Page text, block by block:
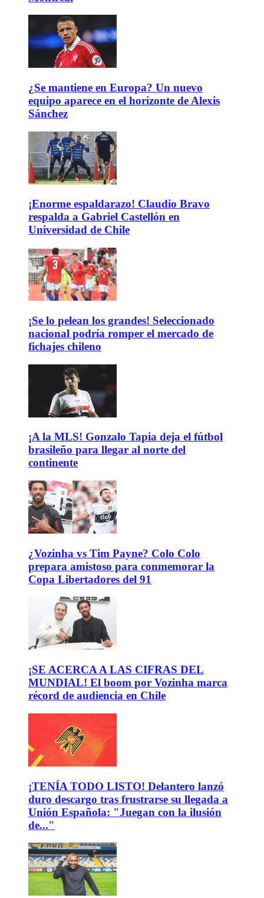
¿Se mantiene en Europa? Un nuevo
equipo aparece en el horizonte de Alexis
Sánchez
¡Enorme espaldarazo! Claudio Bravo
respalda a Gabriel Castellón en
Universidad de Chile
¡Se lo pelean los grandes! Seleccionado
nacional podría romper el mercado de
fichajes chileno
¡A la MLS! Gonzalo Tapia deja el fútbol
brasileño para llegar al norte del
continente
¿Vozinha vs Tim Payne? Colo Colo
prepara amistoso para conmemorar la
Copa Libertadores del 91
¡SE ACERCA A LAS CIFRAS DEL
MUNDIAL! El boom por Vozinha marca
récord de audiencia en Chile
¡TENÍA TODO LISTO! Delantero lanzó
duro descargo tras frustrarse su llegada a
Unión Española: "Juegan con la ilusión
de..."